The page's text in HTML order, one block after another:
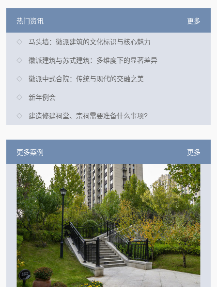
热门资讯 更多
马头墙：徽派建筑的文化标识与核心魅力
徽派建筑与苏式建筑：多维度下的显著差异
徽派中式合院：传统与现代的交融之美
新年例会
建造修建祠堂、宗祠需要准备什么事项?
更多案例 更多